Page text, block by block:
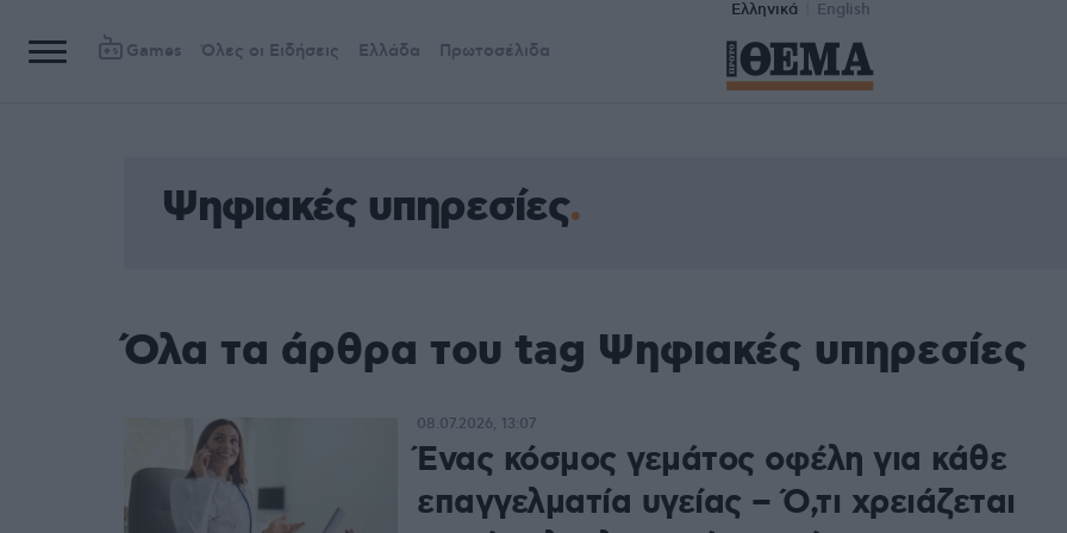
Ελληνικά English
Games Όλες οι Ειδήσεις Ελλάδα Πρωτοσέλιδα
Ψηφιακές υπηρεσίες
Όλα τα άρθρα του tag Ψηφιακές υπηρεσίες
Ένας κόσμος γεμάτος οφέλη για κάθε
επαγγελματία υγείας – Ό,τι χρειάζεται
08.07.2026, 13:07